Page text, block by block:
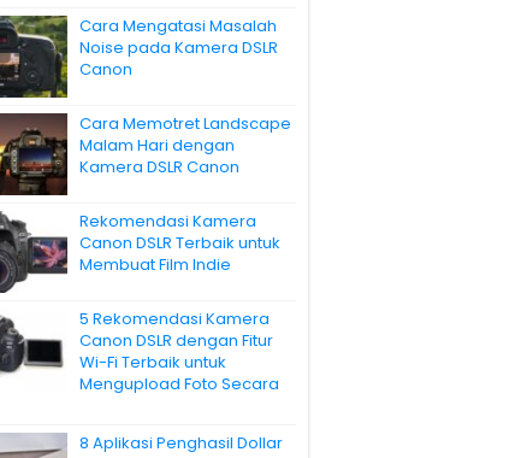
Cara Mengatasi Masalah
Noise pada Kamera DSLR
Canon
Cara Memotret Landscape
Malam Hari dengan
Kamera DSLR Canon
Rekomendasi Kamera
Canon DSLR Terbaik untuk
Membuat Film Indie
5 Rekomendasi Kamera
Canon DSLR dengan Fitur
Wi-Fi Terbaik untuk
Mengupload Foto Secara
8 Aplikasi Penghasil Dollar